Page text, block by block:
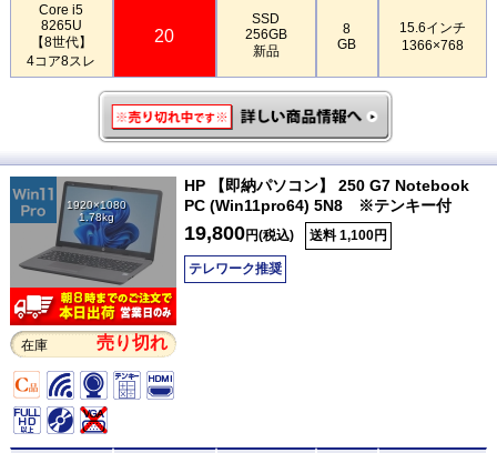
Core i5
8265U
【8世代】
4コア8スレ
20
SSD
256GB
新品
8
GB
15.6インチ
1366×768
1920×1080
1.78kg
在庫 売り切れ
HP 【即納パソコン】 250 G7 Notebook
PC (Win11pro64) 5N8 ※テンキー付
19,800円(税込) 送料 1,100円
テレワーク推奨